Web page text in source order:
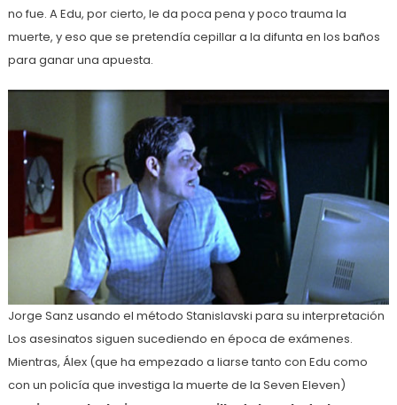
no fue. A Edu, por cierto, le da poca pena y poco trauma la
muerte, y eso que se pretendía cepillar a la difunta en los baños
para ganar una apuesta.
Jorge Sanz usando el método Stanislavski para su interpretación
Los asesinatos siguen sucediendo en época de exámenes.
Mientras, Álex (que ha empezado a liarse tanto con Edu como
con un policía que investiga la muerte de la Seven Eleven)